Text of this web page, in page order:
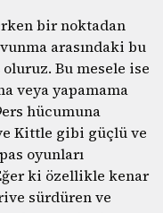
bir noktadan
arasındaki bu
Bu mesele ise
veya yapamama
hücumuna
Kittle gibi güçlü ve
oyunları
ki özellikle kenar
sürdüren ve